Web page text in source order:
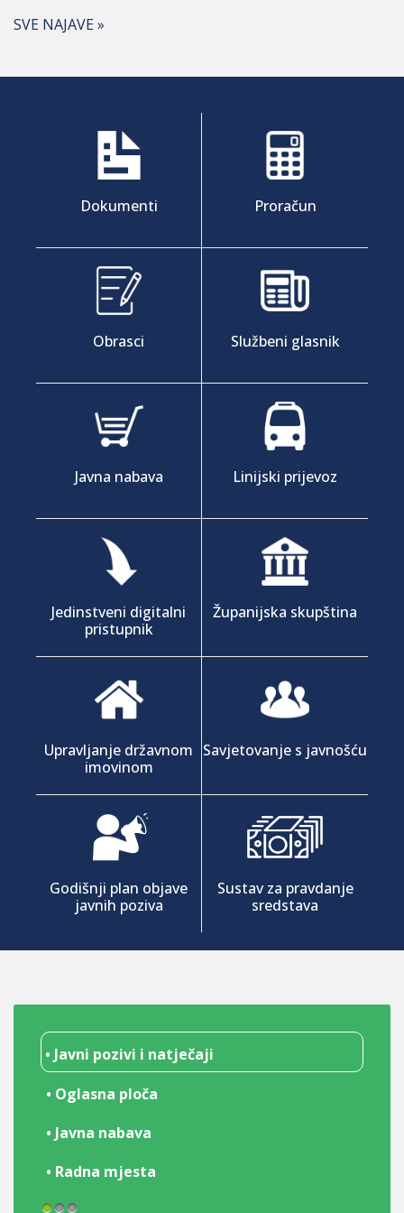
SVE NAJAVE »
Dokumenti Proračun
Obrasci Službeni glasnik
Javna nabava Linijski prijevoz
Jedinstveni digitalni
pristupnik
Županijska skupština
Upravljanje državnom
imovinom
Savjetovanje s javnošću
Godišnji plan objave
javnih poziva
Sustav za pravdanje
sredstava
• Javni pozivi i natječaji
• Oglasna ploča
• Javna nabava
• Radna mjesta